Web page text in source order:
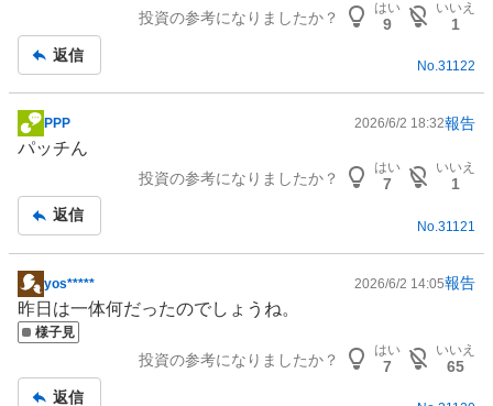
事
投資の参考になりましたか？
はい
9
いいえ
1
返信
No.31122
掲
示
事
PPP 2026/6/2 18:32報告
パッチん
投資の参考になりましたか？
はい
7
いいえ
1
返信
No. 31121
掲
示
板
yos***** 2026/6/2 14:05報告
昨日は一体何だったのでしょうね。
様子見
投資の参考になりましたか？
はい
7
いいえ
65
返信